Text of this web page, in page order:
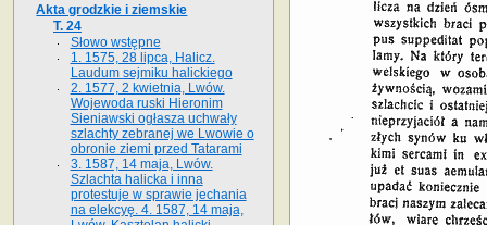
Akta grodzkie i ziemskie
T. 24
Słowo wstępne
1. 1575, 28 lipca, Halicz.
Laudum sejmiku halickiego
2. 1577, 2 kwietnia, Lwów.
Wojewoda ruski Hieronim
Sieniawski ogłasza uchwały
szlachty zebranej we Lwowie o
obronie ziemi przed Tatarami
3. 1587, 14 maja, Lwów.
Szlachta halicka i inna
protestuje w sprawie jechania
na elekcyę. 4. 1587, 14 maja,